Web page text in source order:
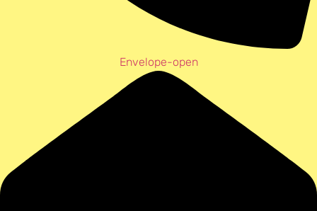
Envelope-open